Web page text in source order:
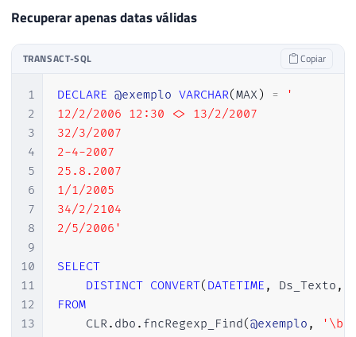
Recuperar apenas datas válidas
TRANSACT-SQL Copiar
1
2
3
4
5
6
7
8
9
10
11
12
13
DECLARE @exemplo VARCHAR(MAX) =
'
12/2/2006 12:30 <> 13/2/2007
32/3/2007
2-4-2007
25.8.2007
1/1/2005
34/2/2104
2/5/2006'
SELECT
DISTINCT CONVERT( DATETIME , Ds_Texto ,
FROM
    CLR
. dbo . fncRegexp_Find(@exemplo ,